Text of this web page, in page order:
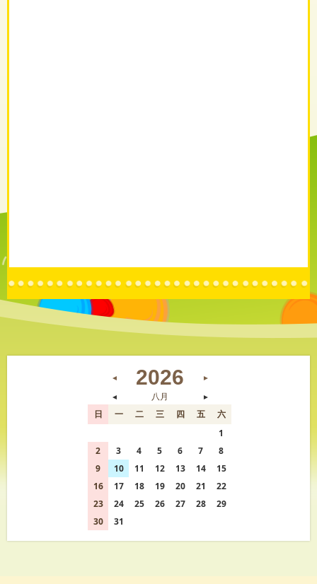
◄ 2026
►
◄
八月 ►
日 一 二 三 四 五
六
1
2
3 4 5 6 7
8
9
10 11 12 13 14
15
16
17 18 19 20 21
22
23
24 25 26 27 28
29
30
31